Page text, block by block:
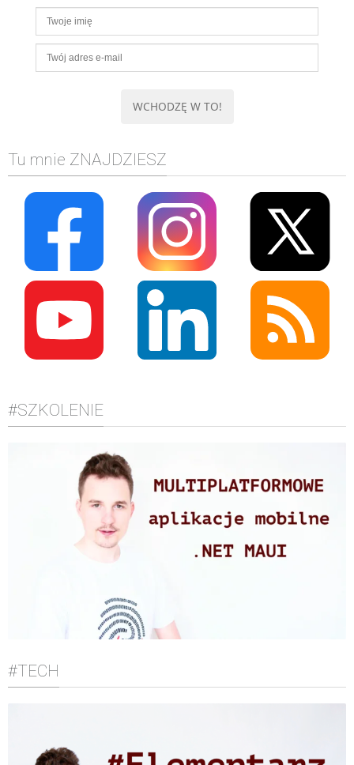
BAZY
SIECI
BIZNES
KONTAKT
Tu mnie ZNAJDZIESZ
#SZKOLENIE
#TECH